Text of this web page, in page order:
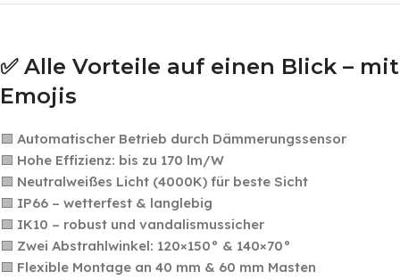
✅ Alle Vorteile auf einen Blick – mit
Emojis
🟩 Automatischer Betrieb durch Dämmerungssensor
🟩 Hohe Effizienz: bis zu 170 lm/W
🟩 Neutralweißes Licht (4000K) für beste Sicht
🟩 IP66 – wetterfest & langlebig
🟩 IK10 – robust und vandalismussicher
🟩 Zwei Abstrahlwinkel: 120×150° & 140×70°
🟩 Flexible Montage an 40 mm & 60 mm Masten